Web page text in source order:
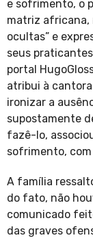
e sofrimento, o
matriz africana,
ocultas” e
seus
portal
atribui à cantora
ironizar a
supostamente
fazê-lo,
sofrimento, com
A família
do fato, não
comunicado
das graves